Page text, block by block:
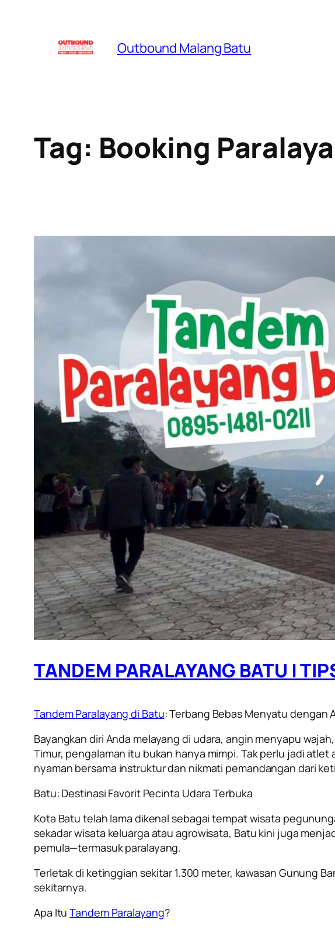
Outbound Malang Batu
Tag: Booking
TANDEM PARALAYANG BATU |
Tandem Paralayang di Batu: Terbang Bebas Menyatu dengan
Bayangkan diri Anda melayang di udara, angin menyapu
Timur, pengalaman itu bukan hanya mimpi. Tak perlu jadi
nyaman bersama instruktur dan nikmati pemandangan dari
Batu: Destinasi Favorit Pecinta Udara Terbuka
Kota Batu telah lama dikenal sebagai tempat wisata
sekadar wisata keluarga atau agrowisata, Batu kini juga
pemula—termasuk paralayang.
Terletak di ketinggian sekitar 1.300 meter, kawasan Gunung
sekitarnya.
Apa ItuTandem Paralayang?